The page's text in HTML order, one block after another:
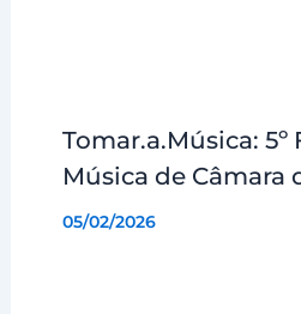
Tomar.a.Música: 5º
Música de Câmara
05/02/2026